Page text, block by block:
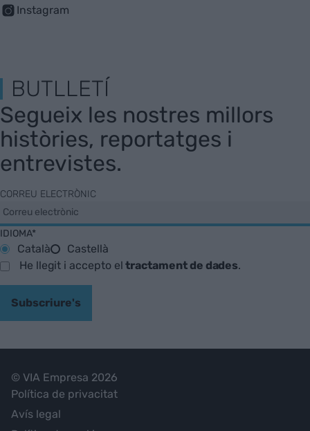
Instagram
BUTLLETÍ
Segueix les nostres millors
històries, reportatges i
entrevistes.
CORREU ELECTRÒNIC
IDIOMA*
Català
Castellà
He llegit i accepto eltractament de dades.
Subscriure's
© VIA Empresa 2026
Política de privacitat
Avís legal